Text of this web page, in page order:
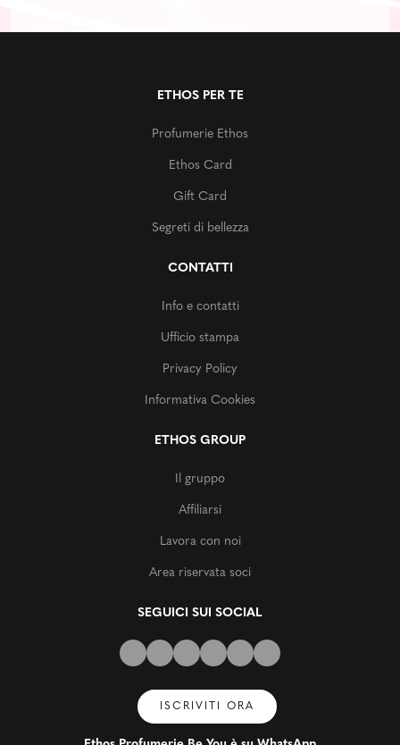
ETHOS PER TE
Profumerie Ethos
Ethos Card
Gift Card
Segreti di bellezza
CONTATTI
Info e contatti
Ufficio stampa
Privacy Policy
Informativa Cookies
ETHOS GROUP
Il gruppo
Affiliarsi
Lavora con noi
Area riservata soci
SEGUICI SUI SOCIAL
ISCRIVITI ORA